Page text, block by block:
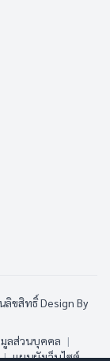
ลิขสิทธิ์Design By
ลส่วนบุคคล |
| แผนผังเว็บไซต์